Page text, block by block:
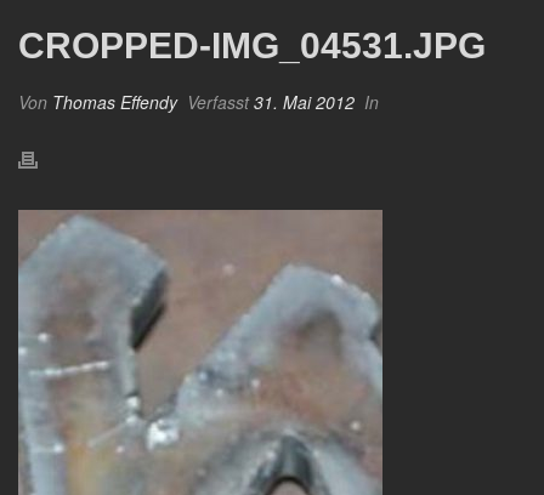
CROPPED-IMG_04531.JPG
Von Thomas Effendy Verfasst31. Mai 2012 In